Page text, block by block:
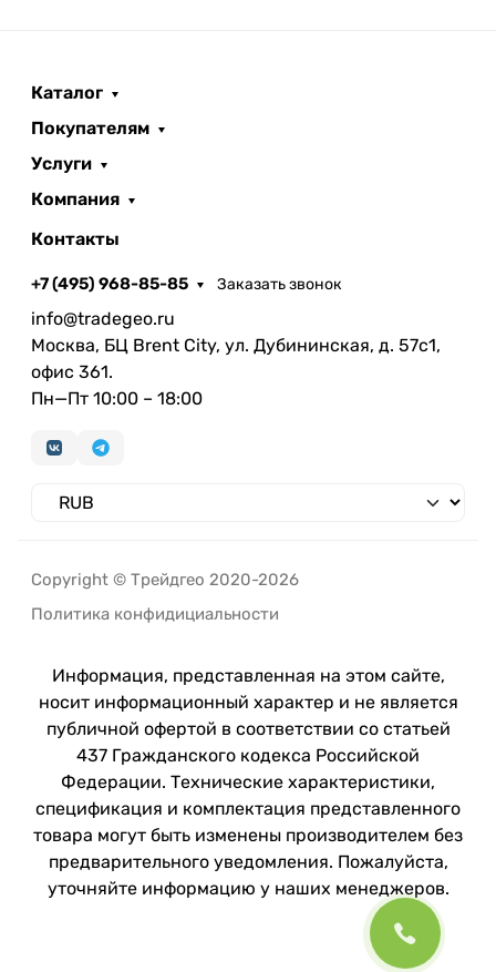
Каталог
Покупателям
Услуги
Компания
Контакты
+7 (495) 968-85-85 Заказать звонок
info@tradegeo.ru
Москва, БЦ Brent City, ул. Дубининская, д. 57с1,
офис 361.
Пн—Пт 10:00 – 18:00
Copyright © Трейдгео 2020-2026
Политика конфидициальности
Информация, представленная на этом сайте,
носит информационный характер и не является
публичной офертой в соответствии со статьей
437 Гражданского кодекса Российской
Федерации. Технические характеристики,
спецификация и комплектация представленного
товара могут быть изменены производителем без
предварительного уведомления. Пожалуйста,
уточняйте информацию у наших менеджеров.